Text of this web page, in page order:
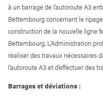
à un barrage de l’autoroute A3
Bettembourg concernant le
construction de la nouvelle ligne
Bettembourg. L’Administration
réaliser des travaux nécessaires
l’autoroute A3 et d’effectuer des
Barrages et déviations :